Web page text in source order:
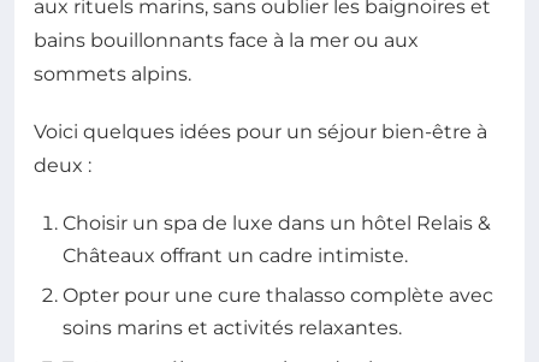
aux rituels marins, sans oublier les baignoires et
bains bouillonnants face à la mer ou aux
sommets alpins.
Voici quelques idées pour un séjour bien-être à
deux :
Choisir un spa de luxe dans un hôtel Relais &
Châteaux offrant un cadre intimiste.
Opter pour une cure thalasso complète avec
soins marins et activités relaxantes.